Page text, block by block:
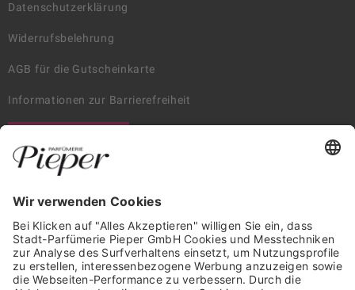
Datenschutzerklärung
Widerrufsbelehrung
AGB für die Gutscheinkarte
Informationen zur Barrierefreiheit